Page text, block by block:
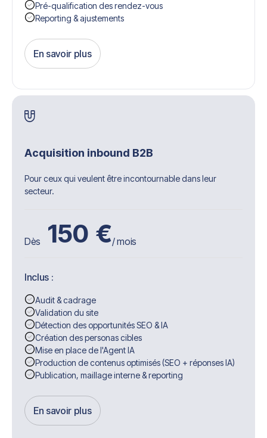
Pré-qualification des rendez-vous
Reporting & ajustements
En savoir plus
Get Started
Acquisition inbound B2B
Pour ceux qui veulent être incontournable dans leur
secteur.
Dès 150 €/ mois
Inclus :
Audit & cadrage
Validation du site
Détection des opportunités SEO & IA
Création des personas cibles
Mise en place de l'Agent IA
Production de contenus optimisés (SEO + réponses IA)
Publication, maillage interne & reporting
En savoir plus
Get Started